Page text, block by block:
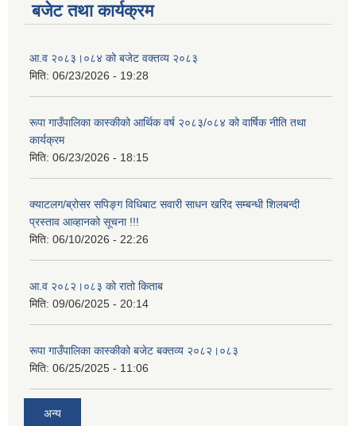
बजेट तथा कार्यक्रम
आ.व २०८३।०८४ को बजेट वक्तव्य २०८३
मिति: 06/23/2026 - 19:28
रूपा गाउँपालिका कास्कीको आर्थिक वर्ष २०८३/०८४ को वार्षिक नीति तथा
कार्यक्रम
मिति: 06/23/2026 - 18:15
क्याटलग/ब्रोसर सपिङ्ग विधिबाट सवारी साधन खरिद सम्बन्धी शिलबन्दी
प्रस्ताव आव्हानको सूचना !!!
मिति: 06/10/2026 - 22:26
आ.व २०८२।०८३ को रातो किताब
मिति: 09/06/2025 - 20:14
रूपा गाउँपालिका कास्कीको बजेट बक्तव्य २०८२।०८३
मिति: 06/25/2025 - 11:06
अन्य